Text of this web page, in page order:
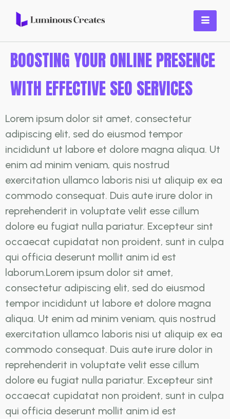
BOOSTING YOUR ONLINE PRESENCE
WITH EFFECTIVE SEO SERVICES
Lorem ipsum dolor sit amet, consectetur
adipiscing elit, sed do eiusmod tempor
incididunt ut labore et dolore magna aliqua. Ut
enim ad minim veniam, quis nostrud
exercitation ullamco laboris nisi ut aliquip ex ea
commodo consequat. Duis aute irure dolor in
reprehenderit in voluptate velit esse cillum
dolore eu fugiat nulla pariatur. Excepteur sint
occaecat cupidatat non proident, sunt in culpa
qui officia deserunt mollit anim id est
laborum.Lorem ipsum dolor sit amet,
consectetur adipiscing elit, sed do eiusmod
tempor incididunt ut labore et dolore magna
aliqua. Ut enim ad minim veniam, quis nostrud
exercitation ullamco laboris nisi ut aliquip ex ea
commodo consequat. Duis aute irure dolor in
reprehenderit in voluptate velit esse cillum
dolore eu fugiat nulla pariatur. Excepteur sint
occaecat cupidatat non proident, sunt in culpa
qui officia deserunt mollit anim id est